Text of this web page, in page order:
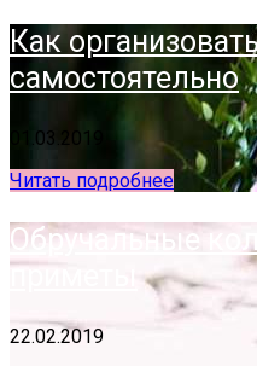
Как
самостоятельно
01.03.2019
Читать подробнее
Обручальные
приметы
22.02.2019